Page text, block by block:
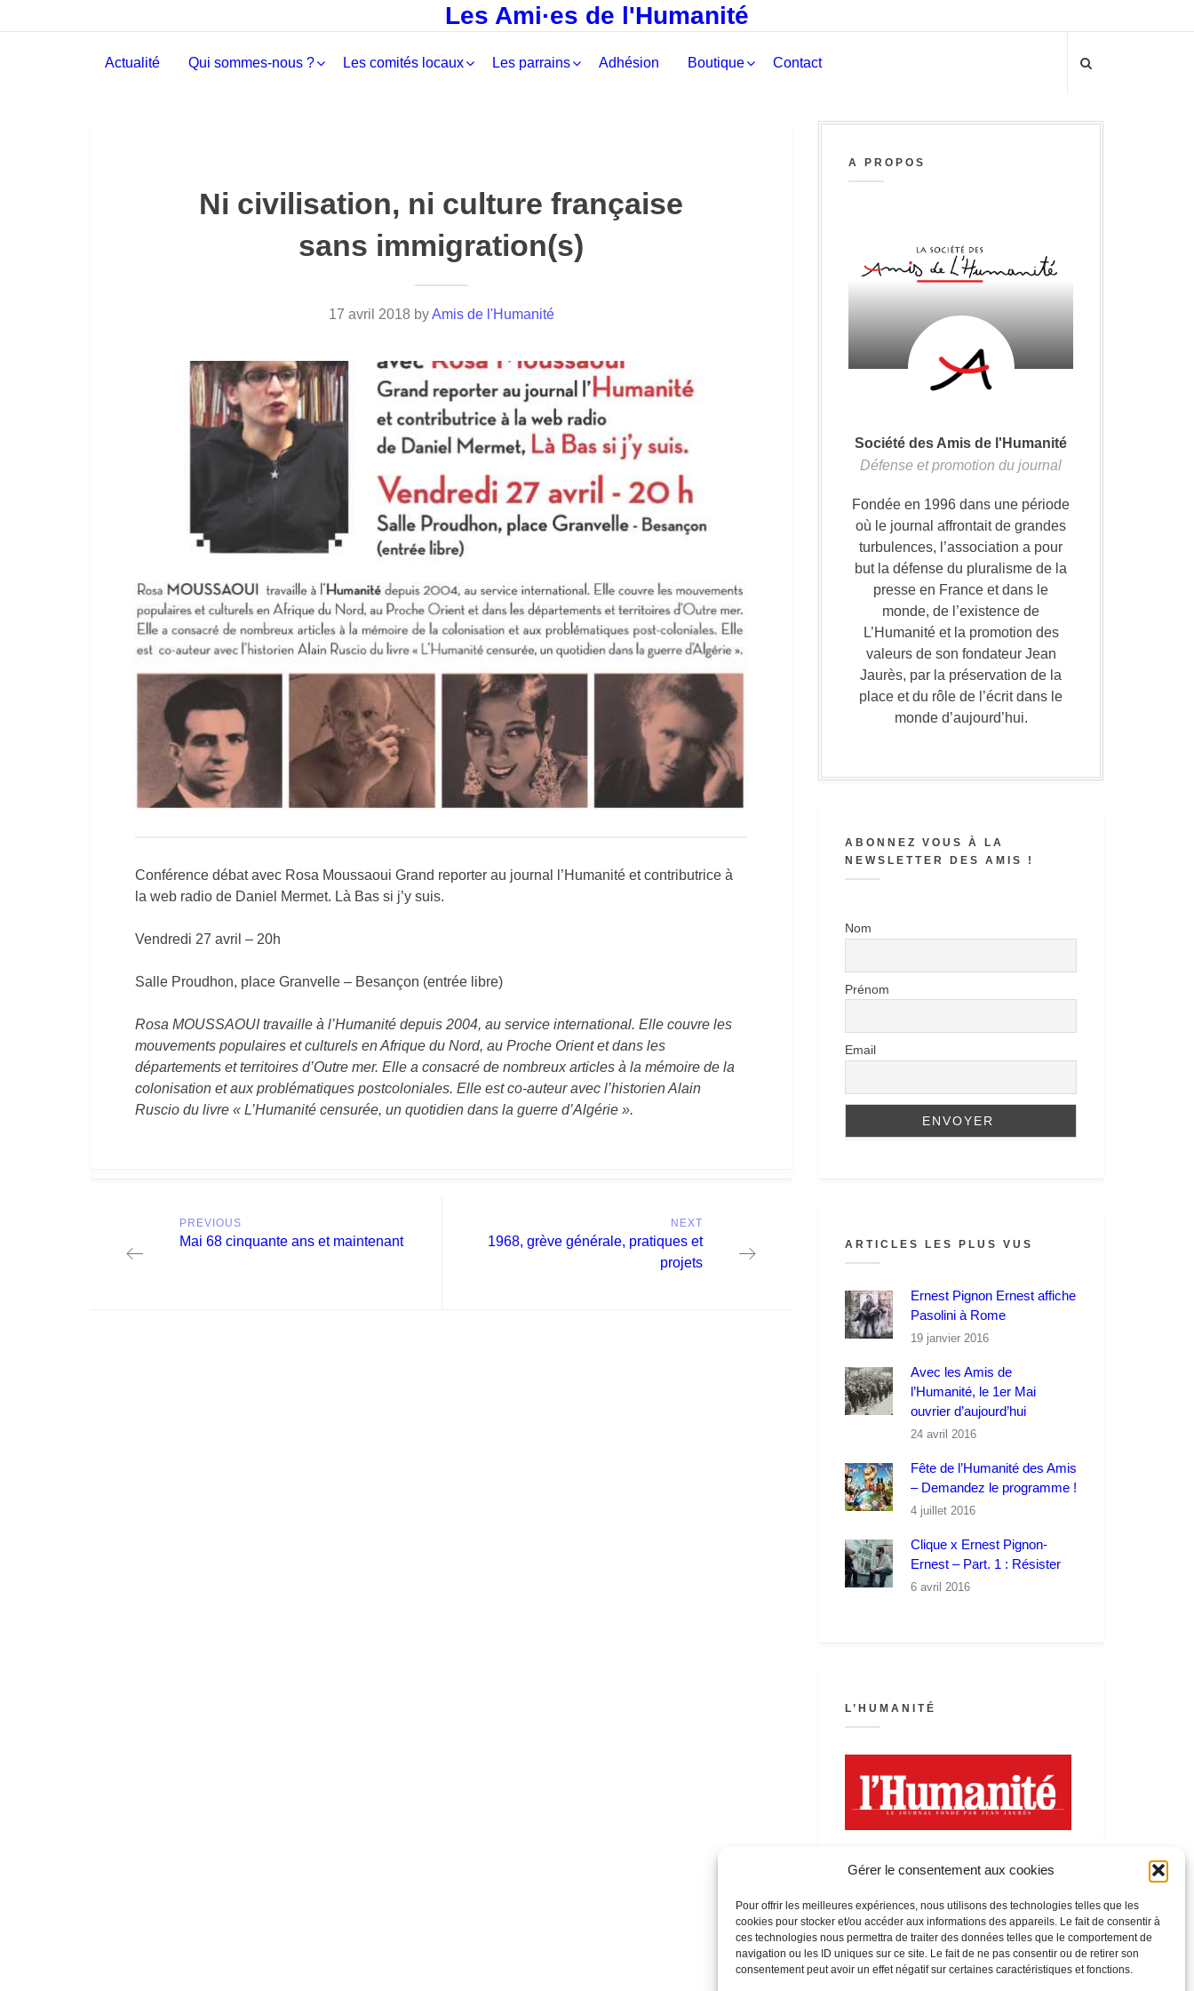
Gérer le consentement aux cookies
Pour offrir les meilleures expériences, nous utilisons des technologies telles que les
cookies pour stocker et/ou accéder aux informations des appareils. Le fait de consentir à
ces technologies nous permettra de traiter des données telles que le comportement de
navigation ou les ID uniques sur ce site. Le fait de ne pas consentir ou de retirer son
consentement peut avoir un effet négatif sur certaines caractéristiques et fonctions.
Les Ami·es de l'Humanité
Actualité Qui sommes-nous ? Les comités locaux Les parrains Adhésion Boutique Contact
Ni civilisation, ni culture française
sans immigration(s)
17 avril 2018 byAmis de l'Humanité
Conférence débat avec Rosa Moussaoui Grand reporter au journal l’Humanité et contributrice à
la web radio de Daniel Mermet. Là Bas si j’y suis.
Vendredi 27 avril – 20h
Salle Proudhon, place Granvelle – Besançon (entrée libre)
Rosa MOUSSAOUI travaille à l’Humanité depuis 2004, au service international. Elle couvre les
mouvements populaires et culturels en Afrique du Nord, au Proche Orient et dans les
départements et territoires d’Outre mer. Elle a consacré de nombreux articles à la mémoire de la
colonisation et aux problématiques postcoloniales. Elle est co-auteur avec l’historien Alain
Ruscio du livre « L’Humanité censurée, un quotidien dans la guerre d’Algérie ».
navigation
PREVIOUS
Previous
Mai 68 cinquante ans et maintenant
NEXT
Next
1968, grève générale, pratiques et
projets
A PROPOS
Société des Amis de l'Humanité
Défense et promotion du journal
Fondée en 1996 dans une période
où le journal affrontait de grandes
turbulences, l’association a pour
but la défense du pluralisme de la
presse en France et dans le
monde, de l’existence de
L’Humanité et la promotion des
valeurs de son fondateur Jean
Jaurès, par la préservation de la
place et du rôle de l’écrit dans le
monde d’aujourd’hui.
ABONNEZ VOUS À LA
NEWSLETTER DES AMIS !
Nom
Prénom
Email
ARTICLES LES PLUS VUS
Ernest Pignon Ernest affiche
Pasolini à Rome
19 janvier 2016
Avec les Amis de
l’Humanité, le 1er Mai
ouvrier d’aujourd’hui
24 avril 2016
Fête de l’Humanité des Amis
– Demandez le programme !
4 juillet 2016
Clique x Ernest Pignon-
Ernest – Part. 1 : Résister
6 avril 2016
L’HUMANITÉ
LA FÊTE DE L’HUMANITÉ